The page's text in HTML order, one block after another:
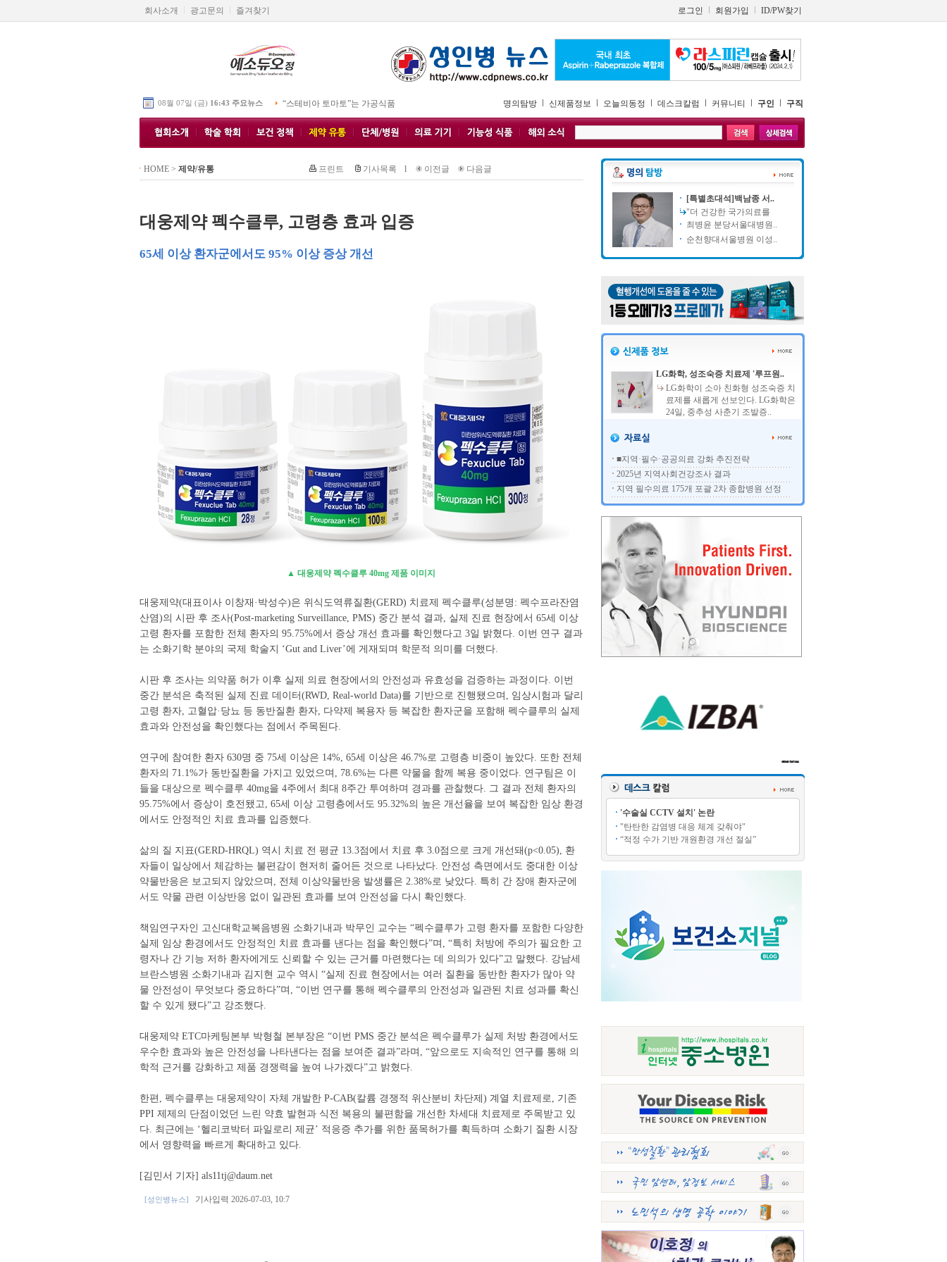
회사소개 광고문의 즐겨찾기 로그인 회원가입 ID/PW찾기
08월 07일 (금) 16:43 주요뉴스 “스테비아 토마토”는 가공식품 명의탐방 신제품정보 오늘의동정 데스크칼럼 커뮤니티 구인 구직
HOME> 제약/유통 프린트 기사목록 l 이전글 다음글
대웅제약 펙수클루, 고령층 효과 입증
65세 이상 환자군에서도 95% 이상 증상 개선
▲ 대웅제약 펙수클루 40mg 제품 이미지
대웅제약(대표이사 이창재·박성수)은 위식도역류질환(GERD) 치료제 펙수클루(성분명: 펙수프라잔염
산염)의 시판 후 조사(Post-marketing Surveillance, PMS) 중간 분석 결과, 실제 진료 현장에서 65세 이상
고령 환자를 포함한 전체 환자의 95.75%에서 증상 개선 효과를 확인했다고 3일 밝혔다. 이번 연구 결과
는 소화기학 분야의 국제 학술지 ‘Gut and Liver’에 게재되며 학문적 의미를 더했다.
시판 후 조사는 의약품 허가 이후 실제 의료 현장에서의 안전성과 유효성을 검증하는 과정이다. 이번
중간 분석은 축적된 실제 진료 데이터(RWD, Real-world Data)를 기반으로 진행됐으며, 임상시험과 달리
고령 환자, 고혈압·당뇨 등 동반질환 환자, 다약제 복용자 등 복잡한 환자군을 포함해 펙수클루의 실제
효과와 안전성을 확인했다는 점에서 주목된다.
연구에 참여한 환자 630명 중 75세 이상은 14%, 65세 이상은 46.7%로 고령층 비중이 높았다. 또한 전체
환자의 71.1%가 동반질환을 가지고 있었으며, 78.6%는 다른 약물을 함께 복용 중이었다. 연구팀은 이
들을 대상으로 펙수클루 40mg을 4주에서 최대 8주간 투여하며 경과를 관찰했다. 그 결과 전체 환자의
95.75%에서 증상이 호전됐고, 65세 이상 고령층에서도 95.32%의 높은 개선율을 보여 복잡한 임상 환경
에서도 안정적인 치료 효과를 입증했다.
삶의 질 지표(GERD-HRQL) 역시 치료 전 평균 13.3점에서 치료 후 3.0점으로 크게 개선돼(p<0.05), 환
자들이 일상에서 체감하는 불편감이 현저히 줄어든 것으로 나타났다. 안전성 측면에서도 중대한 이상
약물반응은 보고되지 않았으며, 전체 이상약물반응 발생률은 2.38%로 낮았다. 특히 간 장애 환자군에
서도 약물 관련 이상반응 없이 일관된 효과를 보여 안전성을 다시 확인했다.
책임연구자인 고신대학교복음병원 소화기내과 박무인 교수는 “펙수클루가 고령 환자를 포함한 다양한
실제 임상 환경에서도 안정적인 치료 효과를 낸다는 점을 확인했다”며, “특히 처방에 주의가 필요한 고
령자나 간 기능 저하 환자에게도 신뢰할 수 있는 근거를 마련했다는 데 의의가 있다”고 말했다. 강남세
브란스병원 소화기내과 김지현 교수 역시 “실제 진료 현장에서는 여러 질환을 동반한 환자가 많아 약
물 안전성이 무엇보다 중요하다”며, “이번 연구를 통해 펙수클루의 안전성과 일관된 치료 성과를 확신
할 수 있게 됐다”고 강조했다.
대웅제약 ETC마케팅본부 박형철 본부장은 “이번 PMS 중간 분석은 펙수클루가 실제 처방 환경에서도
우수한 효과와 높은 안전성을 나타낸다는 점을 보여준 결과”라며, “앞으로도 지속적인 연구를 통해 의
학적 근거를 강화하고 제품 경쟁력을 높여 나가겠다”고 밝혔다.
한편, 펙수클루는 대웅제약이 자체 개발한 P-CAB(칼륨 경쟁적 위산분비 차단제) 계열 치료제로, 기존
PPI 제제의 단점이었던 느린 약효 발현과 식전 복용의 불편함을 개선한 차세대 치료제로 주목받고 있
다. 최근에는 ‘헬리코박터 파일로리 제균’ 적응증 추가를 위한 품목허가를 획득하며 소화기 질환 시장
에서 영향력을 빠르게 확대하고 있다.
[김민서 기자] als11tj@daum.net
[성인병뉴스] 기사입력 2026-07-03, 10:7
[특별초대석]백남종 서..
"더 건강한 국가의료를
최병윤 분당서울대병원..
순천향대서울병원 이성..
LG화학, 성조숙증 치료제 '루프원..
LG화학이 소아 친화형 성조숙증 치
료제를 새롭게 선보인다. LG화학은
24일, 중추성 사춘기 조발증..
■지역·필수·공공의료 강화 추진전략
2025년 지역사회건강조사 결과
지역 필수의료 175개 포괄 2차 종합병원 선정
'수술실 CCTV 설치' 논란
"탄탄한 감염병 대응 체계 갖춰야"
“적정 수가 기반 개원환경 개선 절실”